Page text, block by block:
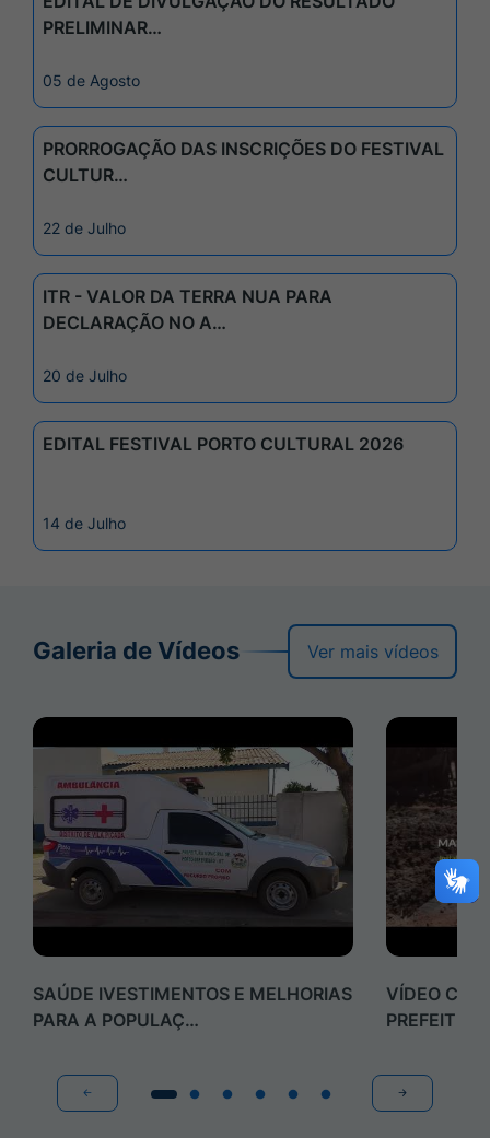
PRELIMINAR…
05 de Agosto
PRORROGAÇÃO DAS INSCRIÇÕES DO FESTIVAL
CULTUR…
22 de Julho
ITR - VALOR DA TERRA NUA PARA
DECLARAÇÃO NO A…
20 de Julho
EDITAL FESTIVAL PORTO CULTURAL 2026
14 de Julho
Galeria de Vídeos Ver mais vídeos
SAÚDE IVESTIMENTOS E MELHORIAS
PARA A POPULAÇ…
VÍDEO